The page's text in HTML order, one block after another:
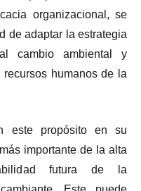
organizacional, se
de adaptar la estrategia
cambio ambiental y
humanos de la
este propósito en su
importante de la alta
futura de la